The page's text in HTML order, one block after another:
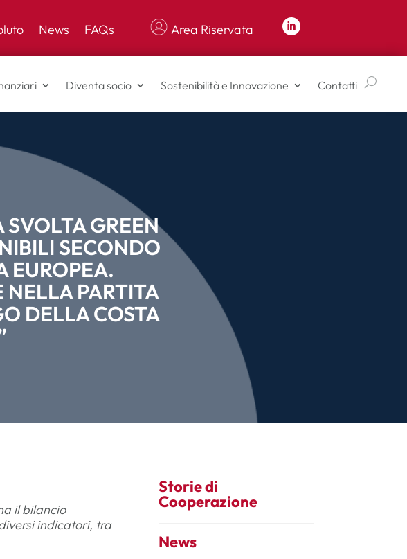
News FAQs Area Riservata
Diventa socio Sostenibilità e Innovazione Contatti
SVOLTA GREEN
SECONDO
EUROPEA.
NELLA PARTITA
DELLA COSTA
il bilancio
indicatori, tra
Storie di
Cooperazione
News